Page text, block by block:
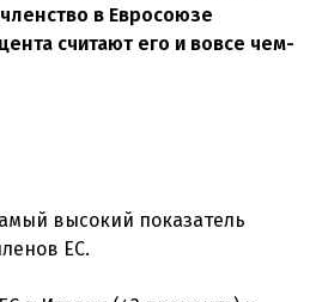
в Евросоюзе
считают его и вовсе чем-
высокий показатель
ЕС.